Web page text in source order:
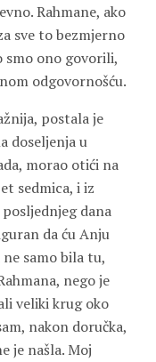
Rahmane, ako
sve to bezmjerno
smo ono govorili,
odgovornošću.
postala je
doseljenja u
morao otići na
sedmica, i iz
dana
da ću Anju
samo bila tu,
nego je
veliki krug oko
nakon doručka,
je našla. Moj